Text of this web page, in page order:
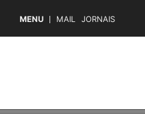
MENU MAIL JORNAIS